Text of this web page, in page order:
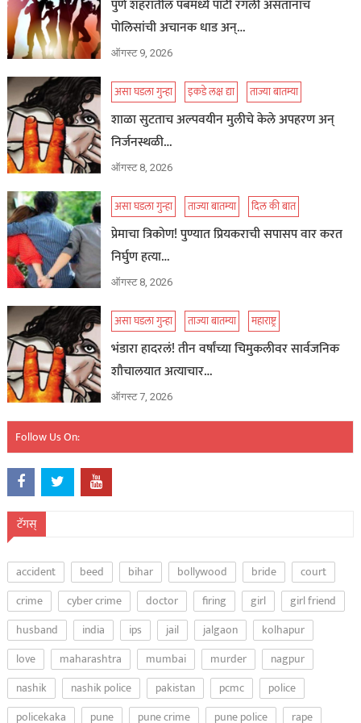
पुणे शहरातील पबमध्ये पार्टी रंगली असतानाच
पोलिसांची अचानक धाड अन्…
ऑगस्ट 9, 2026
असा घडला गुन्हा इकडे लक्ष द्या ताज्या बातम्या
शाळा सुटताच अल्पवयीन मुलीचे केले अपहरण अन्
निर्जनस्थळी…
ऑगस्ट 8, 2026
असा घडला गुन्हा ताज्या बातम्या दिल की बात
प्रेमाचा त्रिकोण! पुण्यात प्रियकराची सपासप वार करत
निर्घुण हत्या…
ऑगस्ट 8, 2026
असा घडला गुन्हा ताज्या बातम्या महाराष्ट्र
भंडारा हादरलं! तीन वर्षांच्या चिमुकलीवर सार्वजनिक
शौचालयात अत्याचार…
ऑगस्ट 7, 2026
Follow Us On:
टॅगस्
accident beed bihar bollywood bride
court
crime
cyber crime doctor firing girl
girl friend
husband
india ips jail jalgaon
kolhapur
love
maharashtra mumbai murder
nagpur
nashik
nashik police pakistan pcmc
police
policekaka
pune pune crime pune police
rape